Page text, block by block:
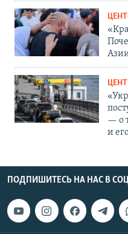
— о
и
ПОДПИШИТЕСЬ НА НАС В